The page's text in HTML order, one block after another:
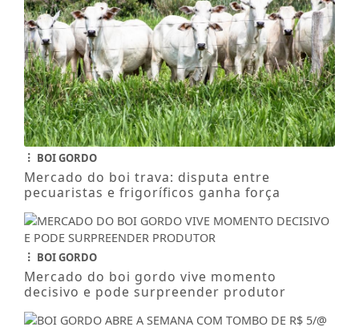
BOI GORDO
Mercado do boi trava: disputa entre
pecuaristas e frigoríficos ganha força
BOI GORDO
Mercado do boi gordo vive momento
decisivo e pode surpreender produtor